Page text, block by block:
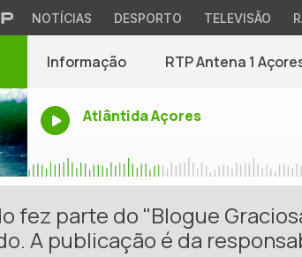
NOTÍCIAS DESPORTO TELEVISÃO
Informação RTP Antena 1
Atlântida Açores
fez parte do "Blogue
A publicação é da